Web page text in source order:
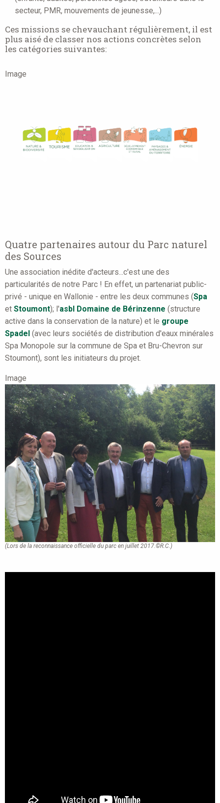
secteur, PMR, mouvements de jeunesse,...)
Ces missions se chevauchant régulièrement, il est
plus aisé de classer nos actions concrètes selon
les catégories suivantes:
Image
Quatre partenaires autour du Parc naturel
des Sources
Une association inédite d'acteurs...c'est une des
particularités de notre Parc ! En effet, un partenariat public-
privé - unique en Wallonie - entre les deux communes (Spa
et Stoumont); l'asbl Domaine de Bérinzenne (structure
active dans la conservation de la nature) et le groupe
Spadel (avec leurs sociétés de distribution d'eaux minérales
Spa Monopole sur la commune de Spa et Bru-Chevron sur
Stoumont), sont les initiateurs du projet.
Image
(Lors de la reconnaissance officielle du parc en juillet 2017.©R.C.)